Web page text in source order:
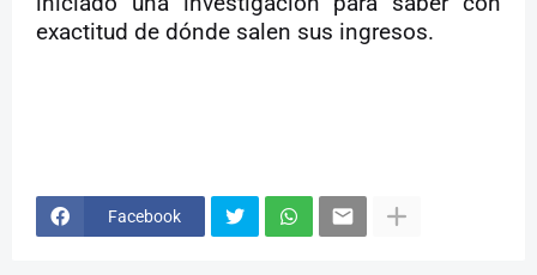
exactitud de dónde salen sus ingresos.
Facebook